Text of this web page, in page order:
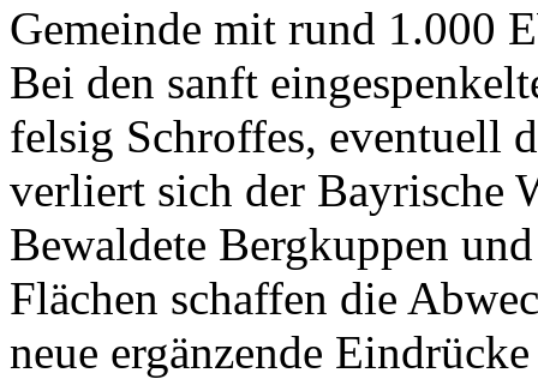
Gemeinde mit rund 1.000
Bei den sanft
felsig Schroffes, eventuell
verliert sich der Bayrische
Bewaldete Bergkuppen
Flächen schaffen die
neue ergänzende